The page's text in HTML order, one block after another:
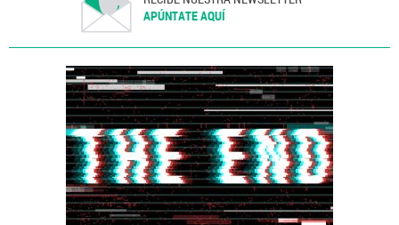
APÚNTATE AQUÍ